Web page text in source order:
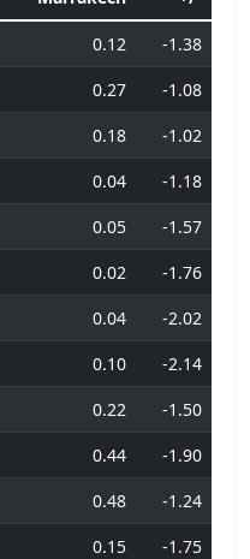
0.12
-1.38
0.27
-1.08
0.18
-1.02
0.04
-1.18
0.05
-1.57
0.02
-1.76
0.04
-2.02
0.10
-2.14
0.22
-1.50
0.44
-1.90
0.48
-1.24
0.15
-1.75